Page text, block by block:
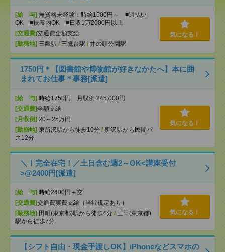
[給 与] 無資格未経験：時給1500円～ ■週払い
OK ■扶養内OK ■日収1万2000円以上
[交通費]交通費全額支給
[勤務地] 三鷹駅 / 三鷹台駅 / 井の頭公園駅
気になる！
1750円＊【図書館や博物館が好きなかたへ】本に囲
まれてお仕事＊事務[派遣]
[給 与] 時給1750円 月収例 245,000円
[交通費]全額支給
[月収例] 20～25万円
[勤務地] 東所沢駅から徒歩10分 / 所沢駅から民間バ
ス12分
気になる！
＼！完全在宅！／土日含む週2～OK<講座受付
>@2400円[派遣]
[給 与] 時給2400円＋交
[交通費]交通費実費支給（当社規定あり）
[勤務地] 田町(東京都)駅から徒歩4分 / 三田(東京都)
駅から徒歩7分
気になる！
【シフト自由・現金手渡しOK】iPhoneなどスマホの